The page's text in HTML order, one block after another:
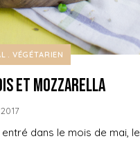
VÉGÉTARIEN
et Mozzarella
dans le mois de mai, le